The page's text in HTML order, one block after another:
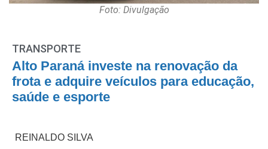
Foto: Divulgação
TRANSPORTE
Alto Paraná investe na renovação da
frota e adquire veículos para educação,
saúde e esporte
REINALDO SILVA